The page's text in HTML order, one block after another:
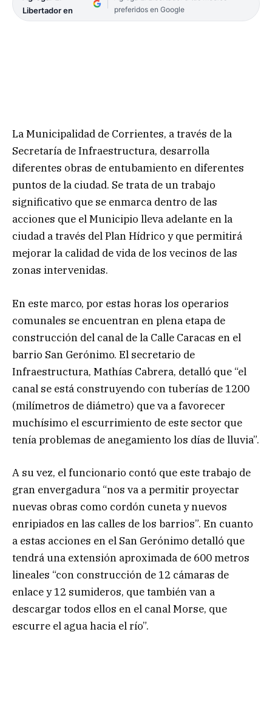
Libertador en
preferidos en Google
La Municipalidad de Corrientes, a través de la
Secretaría de Infraestructura, desarrolla
diferentes obras de entubamiento en diferentes
puntos de la ciudad. Se trata de un trabajo
significativo que se enmarca dentro de las
acciones que el Municipio lleva adelante en la
ciudad a través del Plan Hídrico y que permitirá
mejorar la calidad de vida de los vecinos de las
zonas intervenidas.
En este marco, por estas horas los operarios
comunales se encuentran en plena etapa de
construcción del canal de la Calle Caracas en el
barrio San Gerónimo. El secretario de
Infraestructura, Mathías Cabrera, detalló que “el
canal se está construyendo con tuberías de 1200
(milímetros de diámetro) que va a favorecer
muchísimo el escurrimiento de este sector que
tenía problemas de anegamiento los días de lluvia”.
A su vez, el funcionario contó que este trabajo de
gran envergadura “nos va a permitir proyectar
nuevas obras como cordón cuneta y nuevos
enripiados en las calles de los barrios”. En cuanto
a estas acciones en el San Gerónimo detalló que
tendrá una extensión aproximada de 600 metros
lineales “con construcción de 12 cámaras de
enlace y 12 sumideros, que también van a
descargar todos ellos en el canal Morse, que
escurre el agua hacia el río”.